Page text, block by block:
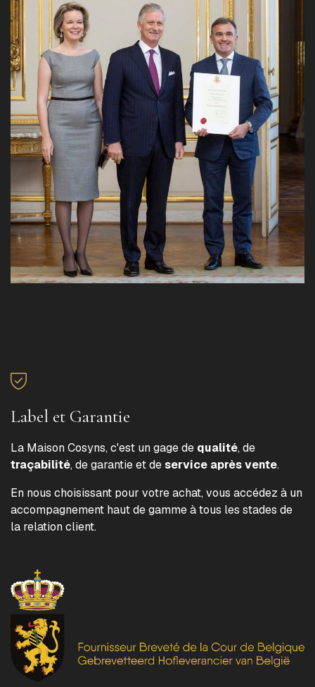
Label et Garantie
La Maison Cosyns, c'est un gage de qualité, de
traçabilité, de garantie et deservice après vente.
En nous choisissant pour votre achat, vous accédez à un
accompagnement haut de gamme à tous les stades de
la relation client.